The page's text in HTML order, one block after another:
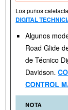
Los puños
DIGITAL
Algunos
Road Glide
de Técnico
Davidson.
CONTROL
NOTA